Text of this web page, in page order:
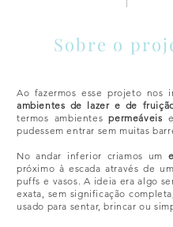
Sobre o
Ao fazermos esse projeto nos
ambientes de lazer e de
termos ambientespermeáveis
pudessem entrar sem muitas
No andar inferior criamos um
próximo à escada através de
puffs e vasos. A ideia era algo
exata, sem significação
usado para sentar, brincar ou